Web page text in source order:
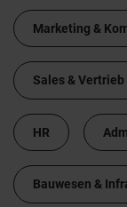
Marketing &
Sales & Vertrieb
HR
Bauwesen &